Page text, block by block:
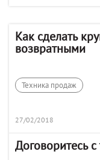
Как сделать
возвратными
Техника продаж
27/02/2018
Договоритесь